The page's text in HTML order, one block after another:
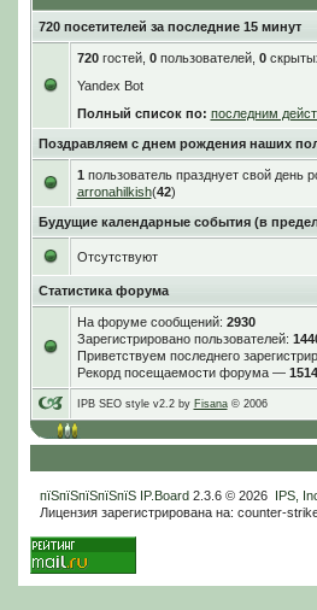
720 посетителей за последние 15 минут
720гостей, 0пользователей, 0
Yandex Bot
Полный список по: последним
Поздравляем с днем рождения наших
1 пользователь празднует свой день
arronahilkish(42)
Будущие календарные события (в
Отсутствуют
Статистика форума
На форуме сообщений: 2930
Зарегистрировано пользователей:
Приветствуем последнего
Рекорд посещаемости форума —
IPB SEO style v2.2 by Fisana© 2006
пїЅпїЅпїЅпїЅпїЅ IP.Board2.3.6 © 2026 IPS,
Лицензия зарегистрирована на: counter-